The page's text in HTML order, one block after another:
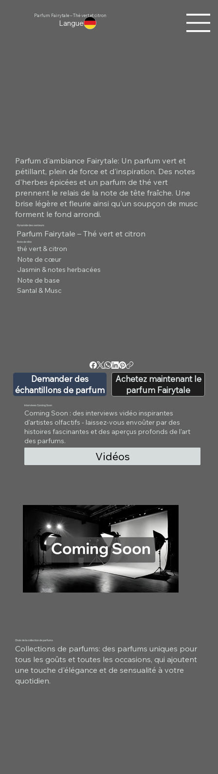
Langue
Parfum Fairytale – Thé vert et citron
Parfum d'ambiance Fairytale: Un parfum vert et
pétillant, plein de force et d'inspiration. Des notes
d'herbes épicées et un parfum de thé vert
prennent le relais de la note de tête fraîche. Une
brise légère et fleurie ainsi qu'un soupçon de musc
forment le fond arrondi.
Pyramide des senteurs
Parfum Fairytale – Thé vert et citron
Note de tête
thé vert & citron
Note de cœur
Jasmin & notes herbacées
Note de base
Santal & Musc
Demander des
échantillons de parfum
Achetez maintenant le
parfum Fairytale
Interviews Coming Soon
Coming Soon : des interviews vidéo inspirantes
d'artistes olfactifs - laissez-vous envoûter par des
histoires fascinantes et des aperçus profonds de l'art
des parfums.
Vidéos
Choix de la collection de parfums
Collections de parfums: des parfums uniques pour
tous les goûts et toutes les occasions, qui ajoutent
une touche d'élégance et de sensualité à votre
quotidien.